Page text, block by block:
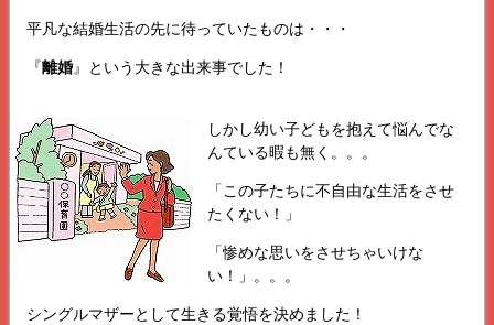
平凡な結婚生活の先に待っていたものは・・・
『離婚』という大きな出来事でした！
しかし幼い子どもを抱えて悩んでな
んている暇も無く。。。
「この子たちに不自由な生活をさせ
たくない！」
「惨めな思いをさせちゃいけな
い！」。。。
シングルマザーとして生きる覚悟を決めました！